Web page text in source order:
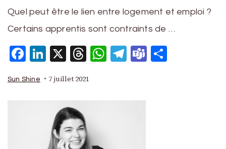
Quel peut être le lien entre logement et emploi ?
Certains apprentis sont contraints de …
Facebook
LinkedIn
X Threads
WhatsApp
Telegram
Teams
Sun Shine 7 juillet 2021